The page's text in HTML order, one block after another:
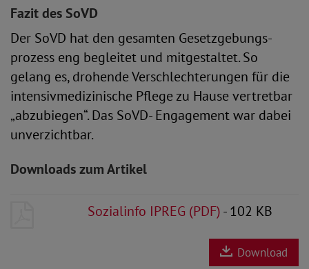
Fazit des SoVD
Der SoVD hat den gesamten Gesetzgebungs-
prozess eng begleitet und mitgestaltet. So
gelang es, drohende Verschlechterungen für die
intensivmedizinische Pflege zu Hause vertretbar
„abzubiegen“. Das SoVD- Engagement war dabei
unverzichtbar.
Downloads zum Artikel
Sozialinfo IPREG (PDF)- 102 KB
Download